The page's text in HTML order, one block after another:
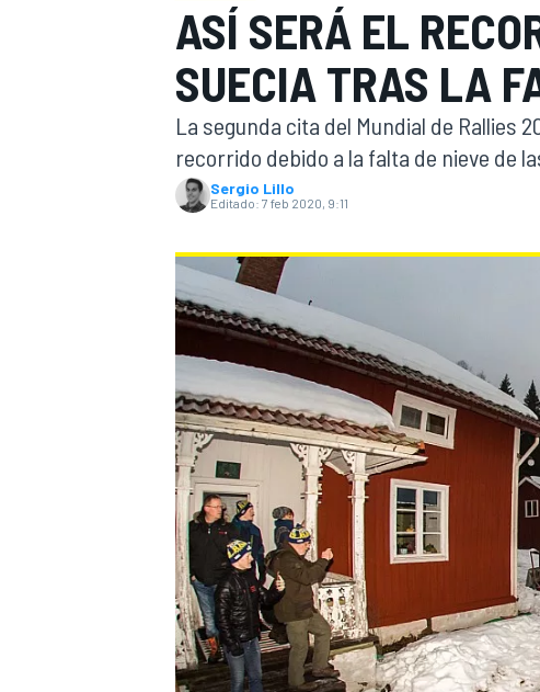
WEC FÓRMULA E
ASÍ SERÁ EL
SUECIA TRAS LA
La segunda cita del Mundial de Rallies
recorrido debido a la falta de nieve de
Sergio Lillo
Editado: 7 feb 2020, 9:11